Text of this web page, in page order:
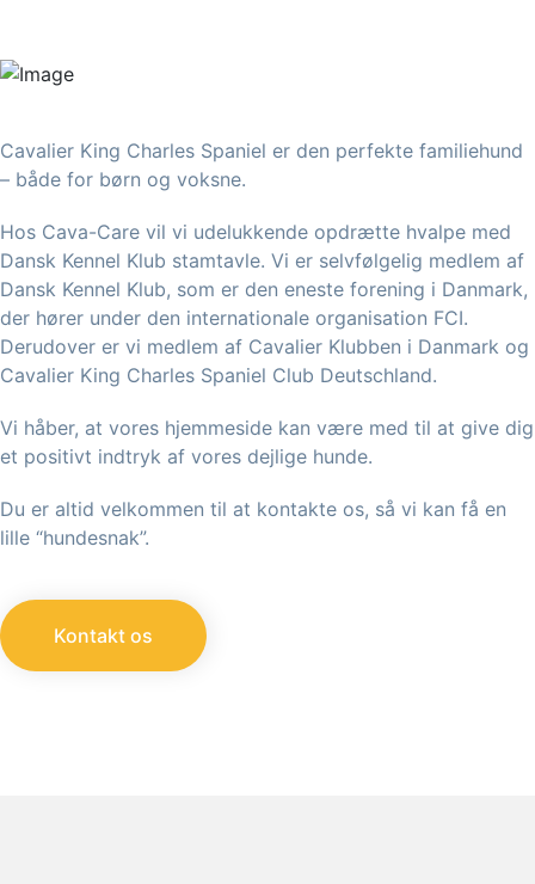
Cavalier King Charles Spaniel er den perfekte familiehund
– både for børn og voksne.
Hos Cava-Care vil vi udelukkende opdrætte hvalpe med
Dansk Kennel Klub stamtavle. Vi er selvfølgelig medlem af
Dansk Kennel Klub, som er den eneste forening i Danmark,
der hører under den internationale organisation FCI.
Derudover er vi medlem af Cavalier Klubben i Danmark og
Cavalier King Charles Spaniel Club Deutschland.
Vi håber, at vores hjemmeside kan være med til at give dig
et positivt indtryk af vores dejlige hunde.
Du er altid velkommen til at kontakte os, så vi kan få en
lille “hundesnak”.
Kontakt os